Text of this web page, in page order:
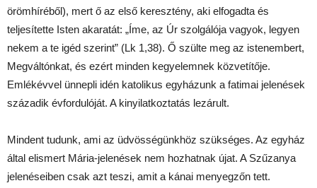
örömhíréből), mert ő az első keresztény, aki elfogadta és
teljesítette Isten akaratát: „Íme, az Úr szolgálója vagyok, legyen
nekem a te igéd szerint” (Lk 1,38). Ő szülte meg az istenembert,
Megváltónkat, és ezért minden kegyelemnek közvetítője.
Emlékévvel ünnepli idén katolikus egyházunk a fatimai jelenések
századik évfordulóját. A kinyilatkoztatás lezárult.
Mindent tudunk, ami az üdvösségünkhöz szükséges. Az egyház
által elismert Mária-jelenések nem hozhatnak újat. A Szűzanya
jelenéseiben csak azt teszi, amit a kánai menyegzőn tett.